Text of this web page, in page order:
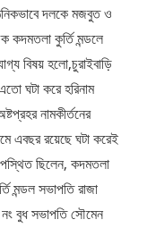
দলকে মজবুত ও
কদমতলা কুর্তি মন্ডলে
বিষয় হলো,চুরাইবাড়ি
ঘটা করে হরিনাম
নামকীর্তনের
এবছর রয়েছে ঘটা করেই
ছিলেন, কদমতলা
মন্ডল সভাপতি রাজা
নং বুধ সভাপতি সৌমেন